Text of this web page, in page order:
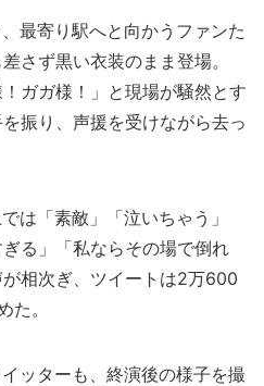
最寄り駅へと向かうファンた
さず黒い衣装のまま登場。
ガガ様！」と現場が騒然とす
振り、声援を受けながら去っ
は「素敵」「泣いちゃう」
る」「私ならその場で倒れ
相次ぎ、ツイートは2万600
た。
ッターも、終演後の様子を撮